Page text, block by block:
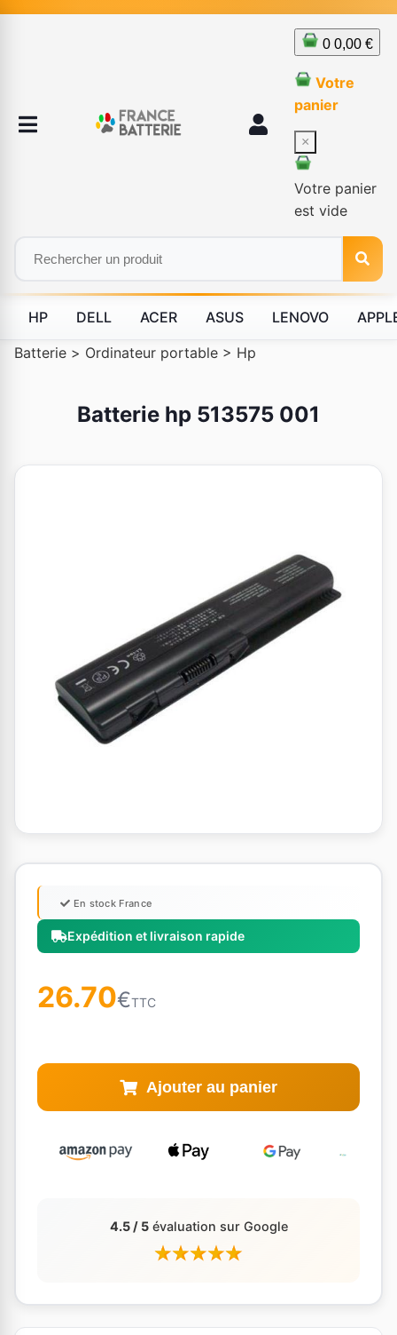
0 0,00 €
Votre
panier
×
Votre panier
est vide
HP DELL ACER ASUS LENOVO
Batterie > Ordinateur portable > Hp
Batterie hp 513575 001
Expédition et livraison rapide
En stock France
26.70€TTC
Ajouter au panier
4.5 / 5évaluation sur Google